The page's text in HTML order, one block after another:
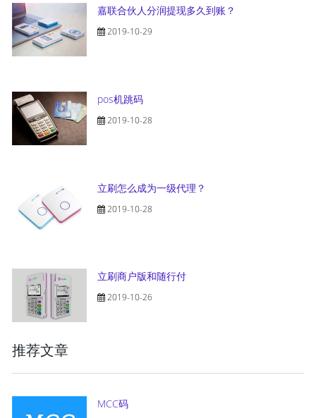
嘉联合伙人分润提现多久到账？
2019-10-29
pos机跳码
2019-10-28
立刷怎么成为一级代理？
2019-10-28
立刷商户版和随行付
2019-10-26
推荐文章
MCC码